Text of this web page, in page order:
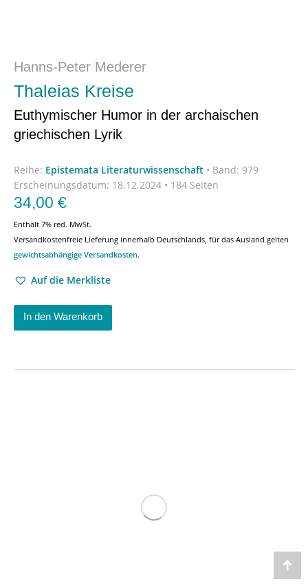
Hanns-Peter Mederer
Thaleias Kreise
Euthymischer Humor in der archaischen
griechischen Lyrik
Reihe: Epistemata Literaturwissenschaft • Band: 979
Erscheinungsdatum: 18.12.2024 • 184 Seiten
34,00 €
Enthält 7% red. MwSt.
Versandkostenfreie Lieferung innerhalb Deutschlands, für das Ausland gelten
gewichtsabhängige Versandkosten.
Auf die Merkliste
In den Warenkorb
Go